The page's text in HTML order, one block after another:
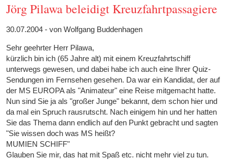
Jörg Pilawa beleidigt Kreuzfahrtpassagiere
30.07.2004 - von Wolfgang Buddenhagen
Sehr geehrter Herr Pilawa,
kürzlich bin ich (65 Jahre alt) mit einem Kreuzfahrtschiff
unterwegs gewesen, und dabei habe ich auch eine Ihrer Quiz-
Sendungen im Fernsehen gesehen. Da war ein Kandidat, der auf
der MS EUROPA als "Animateur" eine Reise mitgemacht hatte.
Nun sind Sie ja als "großer Junge" bekannt, dem schon hier und
da mal ein Spruch rausrutscht. Nach einigem hin und her hatten
Sie das Thema dann endlich auf den Punkt gebracht und sagten
"Sie wissen doch was MS heißt?
MUMIEN SCHIFF"
Glauben Sie mir, das hat mit Spaß etc. nicht mehr viel zu tun.